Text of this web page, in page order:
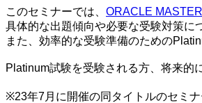
このセミナーでは、 ORACLE
具体的な出題傾向や必要な受験対策に
また、効率的な受験準備のための
Platinum試験を受験される方、将来的
※23年7月に開催の同タイトルのセミ